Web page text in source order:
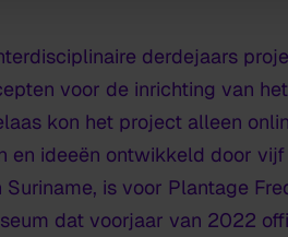
derdejaars
voor de inrichting van
kon het project alleen
en ideeën ontwikkeld door
is voor Plantage
dat voorjaar van 2022